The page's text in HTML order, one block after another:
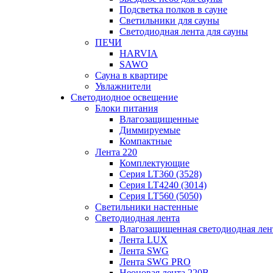
Подсветка полков в сауне
Светильники для сауны
Светодиодная лента для сауны
ПЕЧИ
HARVIA
SAWO
Сауна в квартире
Увлажнители
Светодиодное освещение
Блоки питания
Влагозащищенные
Диммируемые
Компактные
Лента 220
Комплектующие
Серия LT360 (3528)
Серия LT4240 (3014)
Серия LT560 (5050)
Светильники настенные
Светодиодная лента
Влагозащищенная светодиодная
Лента LUX
Лента SWG
Лента SWG PRO